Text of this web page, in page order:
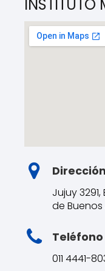
INSTITUTO
Dirección
Jujuy
de Buenos
Teléfono
011 4441-